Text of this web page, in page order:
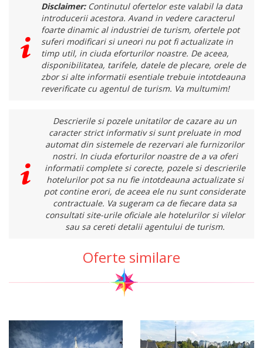
Disclaimer:Continutul ofertelor este valabil la data
introducerii acestora. Avand in vedere caracterul
foarte dinamic al industriei de turism, ofertele pot
suferi modificari si uneori nu pot fi actualizate in
timp util, in ciuda eforturilor noastre. De aceea,
disponibilitatea, tarifele, datele de plecare, orele de
zbor si alte informatii esentiale trebuie intotdeauna
reverificate cu agentul de turism. Va multumim!
Descrierile si pozele unitatilor de cazare au un
caracter strict informativ si sunt preluate in mod
automat din sistemele de rezervari ale furnizorilor
nostri. In ciuda eforturilor noastre de a va oferi
informatii complete si corecte, pozele si descrierile
hotelurilor pot sa nu fie intotdeauna actualizate si
pot contine erori, de aceea ele nu sunt considerate
contractuale. Va sugeram ca de fiecare data sa
consultati site-urile oficiale ale hotelurilor si vilelor
sau sa cereti detalii agentului de turism.
Oferte similare